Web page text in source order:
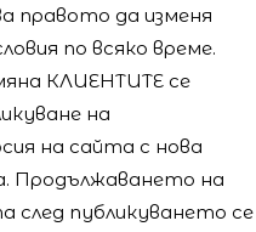
правото да изменя
по всяко време.
КЛИЕНТИТЕ се
на
на сайта с нова
Продължаването на
след публикуването се